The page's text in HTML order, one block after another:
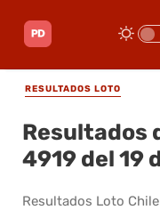
RESULTADOS LOTO
Resultados
4919 del 19
Resultados Loto